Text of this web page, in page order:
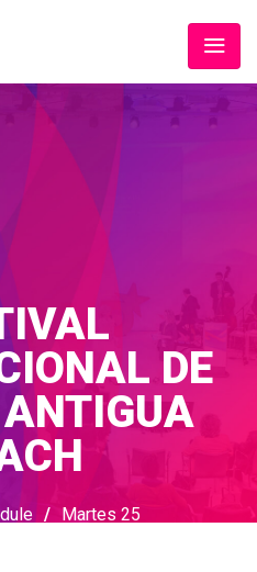
DE
/ Martes 25